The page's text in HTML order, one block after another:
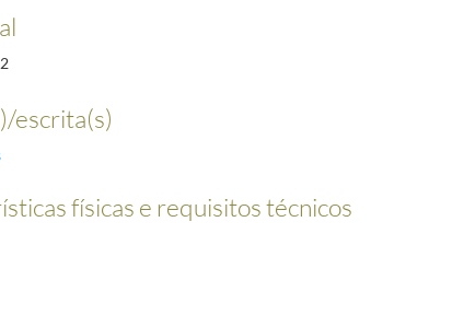
escrita(s)
físicas e requisitos técnicos